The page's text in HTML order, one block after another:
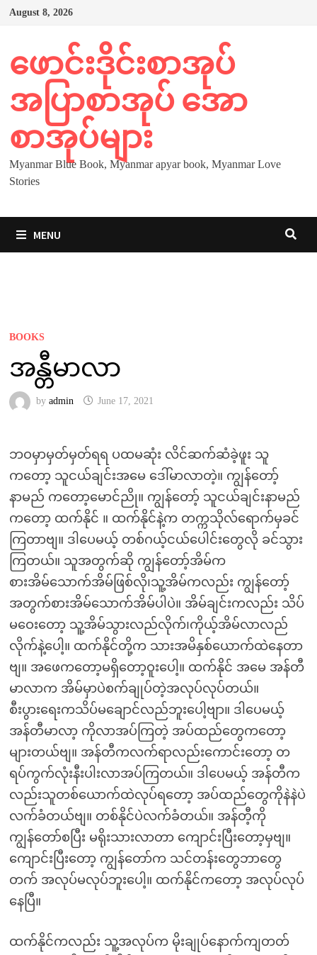
Skip
August 8, 2026
ဖောင်းဒိုင်းစာအုပ်
အပြာစာအုပ် အော
စာအုပ်များ
Myanmar Blue Book, Myanmar apyar book, Myanmar Love
Stories
MENU
BOOKS
အန္တီမာလာ
by admin June 17, 2021
ဘဝမှာမှတ်မှတ်ရရ ပထမဆုံး လိင်ဆက်ဆံခဲ့ဖူး သူ
ကတော့ သူငယ်ချင်းအမေ ဒေါ်မာလာတဲ့။ ကျွန်တော့်
နာမည် ကတော့မောင်ညို။ ကျွန်တော့် သူငယ်ချင်းနာမည်
ကတော့ ထက်နိုင် ။ ထက်နိုင်နဲ့က တက္ကသိုလ်ရောက်မှခင်
ကြတာဗျ။ ဒါပေမယ့် တစ်ဂယ့်ငယ်ပေါင်းတွေလို ခင်သွား
ကြတယ်။ သူအတွက်ဆို ကျွန်တော့်အိမ်က
စားအိမ်သောက်အိမ်ဖြစ်လို၊သူ့အိမ်ကလည်း ကျွန်တော့်
အတွက်စားအိမ်သောက်အိမ်ပါပဲ။ အိမ်ချင်းကလည်း သိပ်
မဝေးတော့ သူ့အိမ်သွားလည်လိုက်၊ကိုယ့်အိမ်လာလည်
လိုက်နဲ့ပေါ့။ ထက်နိုင်တို့က သားအမိနှစ်ယောက်ထဲနေတာ
ဗျ။ အဖေကတော့မရှိတော့ဝူးပေါ့။ ထက်နိုင် အမေ အန်တီ
မာလာက အိမ်မှာပဲစက်ချုပ်တဲ့အလုပ်လုပ်တယ်။
စီးပွားရေးကသိပ်မချောင်လည်ဘူးပေါ့ဗျာ။ ဒါပေမယ့်
အန်တီမာလာ့ ကိုလာအပ်ကြတဲ့ အပ်ထည်တွေကတော့
များတယ်ဗျ။ အန်တီကလက်ရာလည်းကောင်းတော့ တ
ရပ်ကွက်လုံးနီးပါးလာအပ်ကြတယ်။ ဒါပေမယ့် အန်တီက
လည်းသူတစ်ယောက်ထဲလုပ်ရတော့ အပ်ထည်တွေကိုနဲနဲပဲ
လက်ခံတယ်ဗျ။ တစ်နိုင်ပဲလက်ခံတယ်။ အန်တီ့ကို
ကျွန်တော်စပြီး မရိုးသားလာတာ ကျောင်းပြီးတော့မှဗျ။
ကျောင်းပြီးတော့ ကျွန်တော်က သင်တန်းတွေဘာတွေ
တက် အလုပ်မလုပ်ဘူးပေါ့။ ထက်နိုင်ကတော့ အလုပ်လုပ်
နေပြီ။
ထက်နိုင်ကလည်း သူ့အလုပ်က မိုးချုပ်နောက်ကျတတ်